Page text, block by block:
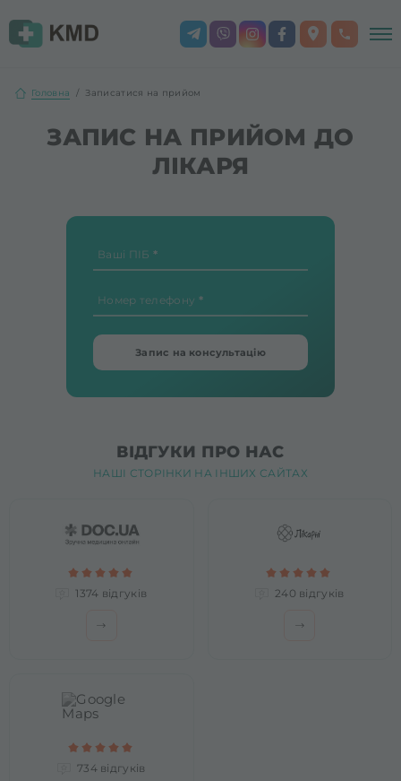
Головна Записатися на прийом
ЗАПИС НА ПРИЙОМ ДО
ЛІКАРЯ
Ваші ПІБ
Номер телефону
Запис на консультацію
ВІДГУКИ ПРО НАС
НАШІ СТОРІНКИ НА ІНШИХ САЙТАХ
1374 відгуків 240 відгуків
734 відгуків